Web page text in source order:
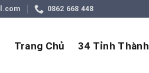
0862 668 448
Trang Chủ 34 Tỉnh Thành